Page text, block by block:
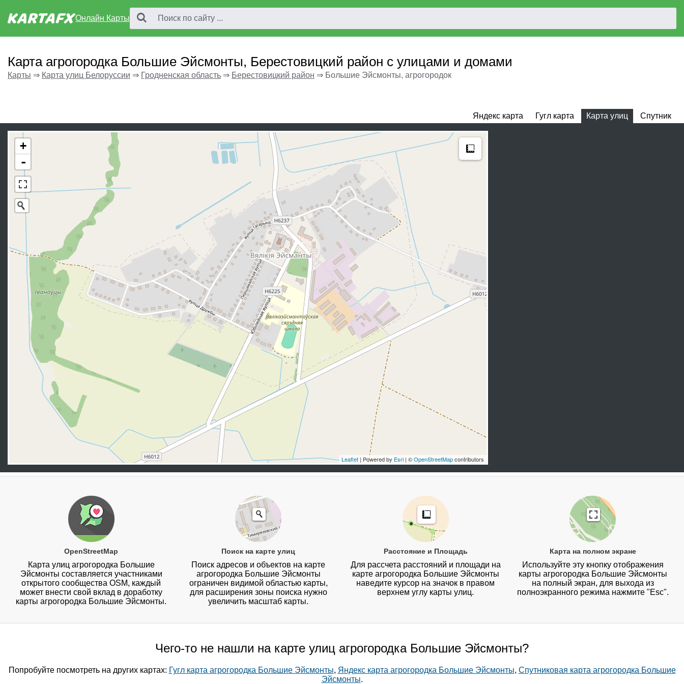
Онлайн Карты
Карта агрогородка Большие Эйсмонты, Берестовицкий район с улицами и домами
Карты ⇒ Карта улиц Белоруссии ⇒ Гродненская область ⇒ Берестовицкий район ⇒ Большие Эйсмонты, агрогородок
Яндекс карта Гугл карта Карта улиц Спутник
+
-
Leaflet | Powered by Esri | ©OpenStreetMapcontributors
OpenStreetMap
Карта улиц агрогородка Большие
Эйсмонты составляется участниками
открытого сообщества OSM, каждый
может внести свой вклад в доработку
карты агрогородка Большие Эйсмонты.
Поиск на карте улиц
Поиск адресов и объектов на карте
агрогородка Большие Эйсмонты
ограничен видимой областью карты,
для расширения зоны поиска нужно
увеличить масштаб карты.
Расстояние и Площадь
Для рассчета расстояний и площади на
карте агрогородка Большие Эйсмонты
наведите курсор на значок в правом
верхнем углу карты улиц.
Карта на полном экране
Используйте эту кнопку отображения
карты агрогородка Большие Эйсмонты
на полный экран, для выхода из
полноэкранного режима нажмите "Esc".
Чего-то не нашли на карте улиц агрогородка Большие Эйсмонты?
Попробуйте посмотреть на других картах: Гугл карта агрогородка Большие Эйсмонты, Яндекс карта агрогородка Большие Эйсмонты, Спутниковая карта агрогородка Большие
Эйсмонты.